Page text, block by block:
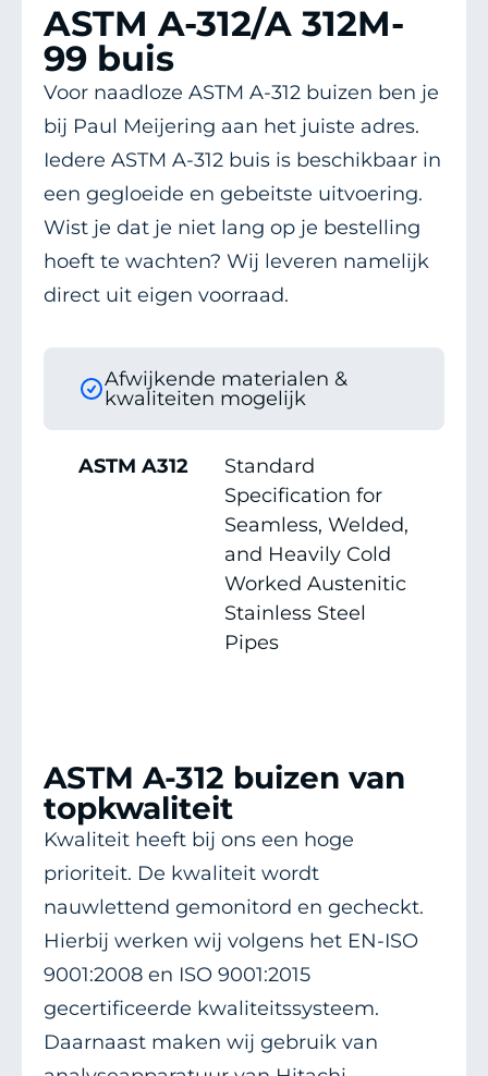
ASTM A-312/A 312M-
99 buis
Voor naadloze ASTM A-312 buizen ben je
bij Paul Meijering aan het juiste adres.
Iedere ASTM A-312 buis is beschikbaar in
een gegloeide en gebeitste uitvoering.
Wist je dat je niet lang op je bestelling
hoeft te wachten? Wij leveren namelijk
direct uit eigen voorraad.
Afwijkende materialen &
kwaliteiten mogelijk
ASTM A312
Standard
Specification for
Seamless, Welded,
and Heavily Cold
Worked Austenitic
Stainless Steel
Pipes
ASTM A-312 buizen van
topkwaliteit
Kwaliteit heeft bij ons een hoge
prioriteit. De kwaliteit wordt
nauwlettend gemonitord en gecheckt.
Hierbij werken wij volgens het EN-ISO
9001:2008 en ISO 9001:2015
gecertificeerde kwaliteitssysteem.
Daarnaast maken wij gebruik van